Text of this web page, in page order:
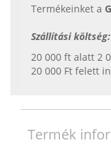
Termékeinket a
Szállítási költség:
20 000 ft alatt 2
20 000 Ft felett
Termék